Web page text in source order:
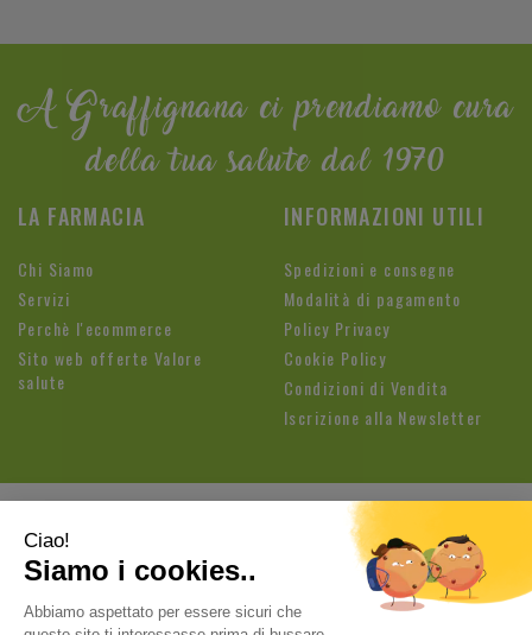
A Graffignana ci prendiamo cura
della tua salute dal 1970
LA FARMACIA
Chi Siamo
Servizi
Perchè l'ecommerce
Sito web offerte Valore
salute
INFORMAZIONI UTILI
Spedizioni e consegne
Modalità di pagamento
Policy Privacy
Cookie Policy
Condizioni di Vendita
Iscrizione alla Newsletter